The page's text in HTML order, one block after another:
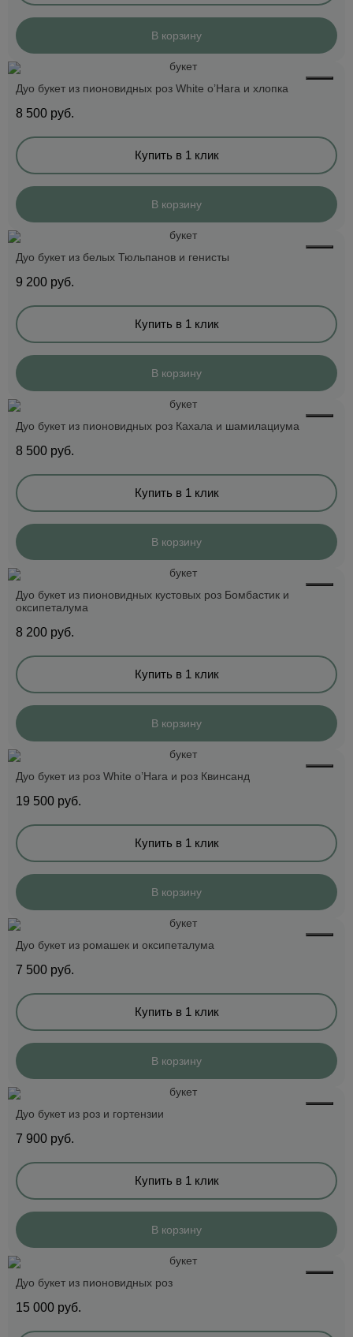
В корзину
Дуо букет из пионовидных роз White o’Hara и хлопка
8 500 руб.
Купить в 1 клик
В корзину
Дуо букет из белых Тюльпанов и генисты
9 200 руб.
Купить в 1 клик
В корзину
Дуо букет из пионовидных роз Кахала и шамилациума
8 500 руб.
Купить в 1 клик
В корзину
Дуо букет из пионовидных кустовых роз Бомбастик и
оксипеталума
8 200 руб.
Купить в 1 клик
В корзину
Дуо букет из роз White o’Hara и роз Квинсанд
19 500 руб.
Купить в 1 клик
В корзину
Дуо букет из ромашек и оксипеталума
7 500 руб.
Купить в 1 клик
В корзину
Дуо букет из роз и гортензии
7 900 руб.
Купить в 1 клик
В корзину
Дуо букет из пионовидных роз
15 000 руб.